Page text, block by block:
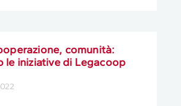
comunità:
le iniziative di Legacoop